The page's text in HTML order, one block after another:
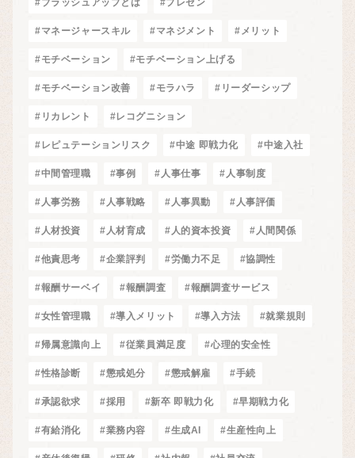
#マネージャースキル #マネジメント #メリット
#モチベーション #モチベーション上げる
#モチベーション改善 #モラハラ #リーダーシップ
#リカレント #レコグニション
#レピュテーションリスク #中途 即戦力化 #中途入社
#中間管理職 #事例 #人事仕事 #人事制度
#人事労務 #人事戦略 #人事異動 #人事評価
#人材投資 #人材育成 #人的資本投資 #人間関係
#他責思考 #企業評判 #労働力不足 #協調性
#報酬サーベイ #報酬調査 #報酬調査サービス
#女性管理職 #導入メリット #導入方法 #就業規則
#帰属意識向上 #従業員満足度 #心理的安全性
#性格診断 #懲戒処分 #懲戒解雇 #手続
#承認欲求 #採用 #新卒 即戦力化 #早期戦力化
#有給消化 #業務内容 #生成AI #生産性向上